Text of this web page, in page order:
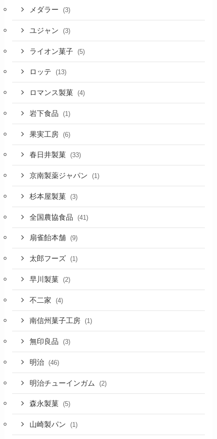
メダラー (3)
ユジャン (3)
ライオン菓子 (5)
ロッテ (13)
ロマンス製菓 (4)
岩下食品 (1)
果実工房 (6)
春日井製菓 (33)
京南製薬ジャパン (1)
杉本屋製菓 (3)
全国農協食品 (41)
扇雀飴本舗 (9)
太郎フーズ (1)
早川製菓 (2)
不二家 (4)
南信州菓子工房 (1)
無印良品 (3)
明治 (46)
明治チューインガム (2)
森永製菓 (5)
山崎製パン (1)